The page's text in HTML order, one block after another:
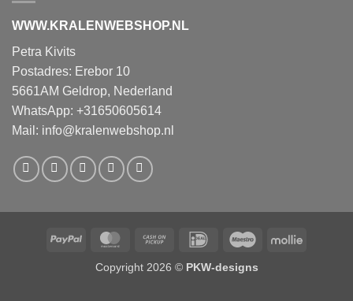
WWW.KRALENWEBSHOP.NL
Petra Kivits
Postadres: Erebor 10
5661AM Geldrop, Nederland
WhatsApp: +31650605614
Mail: info@kralenwebshop.nl
PayPal MasterCardCash
Pickup
IDeal Maestro Mollie
Copyright 2026 © PKW-designs